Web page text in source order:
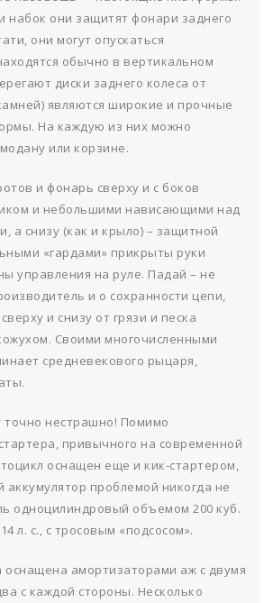
набок они защитят фонари заднего
они могут опускаться
обычно в вертикальном
диски заднего колеса от
являются широкие и прочные
На каждую из них можно
или корзине.
и фонарь сверху и с боков
и небольшими нависающими над
а снизу (как и крыло) – защитной
«гардами» прикрыты руки
управления на руле. Падай – не
и о сохранности цепи,
и снизу от грязи и песка
Своими многочисленными
средневекового рыцаря,
точно нестрашно! Помимо
привычного на современной
оснащен еще и кик-стартером,
аккумулятор проблемой никогда не
одноцилиндровый объемом 200 куб.
л. с., с тросовым «подсосом».
оснащена амортизаторами аж с двумя
с каждой стороны. Несколько